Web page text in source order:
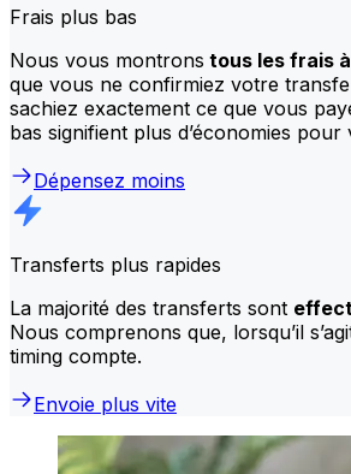
Frais plus bas
Nous vous montrons tous les frais
que vous ne confirmiez votre
sachiez exactement ce que vous
bas signifient plus d’économies pour
Dépensez moins
Transferts plus rapides
La majorité des transferts sont
Nous comprenons que, lorsqu’il
timing compte.
Envoie plus vite